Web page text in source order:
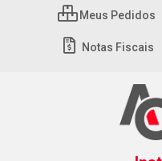
Meus Pedidos
Notas Fiscais